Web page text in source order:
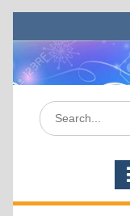
k
i
p
t
n
S
e